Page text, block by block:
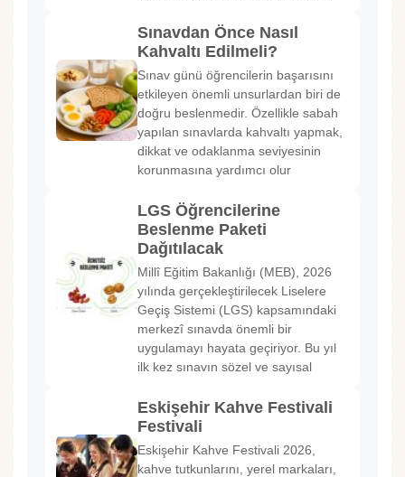
Sınavdan Önce Nasıl
Kahvaltı Edilmeli?
Sınav günü öğrencilerin başarısını
etkileyen önemli unsurlardan biri de
doğru beslenmedir. Özellikle sabah
yapılan sınavlarda kahvaltı yapmak,
dikkat ve odaklanma seviyesinin
korunmasına yardımcı olur
LGS Öğrencilerine
Beslenme Paketi
Dağıtılacak
Millî Eğitim Bakanlığı (MEB), 2026
yılında gerçekleştirilecek Liselere
Geçiş Sistemi (LGS) kapsamındaki
merkezî sınavda önemli bir
uygulamayı hayata geçiriyor. Bu yıl
ilk kez sınavın sözel ve sayısal
Eskişehir Kahve Festivali
Festivali
Eskişehir Kahve Festivali 2026,
kahve tutkunlarını, yerel markaları,